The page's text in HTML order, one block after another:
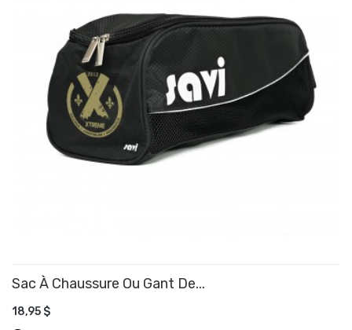
Sac À Chaussure Ou Gant De...
18,95 $